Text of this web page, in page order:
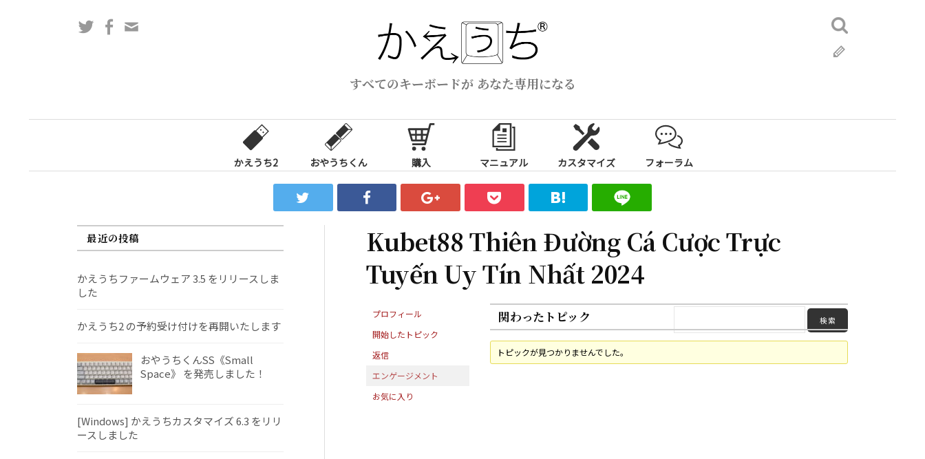
ス
すべてのキーボードが あなた専用になる
TwitterFacebook
検
索:
かえうち2 おやうちくん 購入 マニュアル カスタマイズ フォーラム
Kubet88 Thiên Đường Cá Cược Trực
Tuyến Uy Tín Nhất 2024
プロフィール
開始したトピック
返信
エンゲージメント
お気に入り
関わったトピック
トピックが見つかりませんでした。
最近の投稿
かえうちファームウェア 3.5 をリリースしま
した
かえうち2 の予約受け付けを再開いたします
おやうちくんSS《Small
Space》 を発売しました！
[Windows] かえうちカスタマイズ 6.3 をリリ
ースしました